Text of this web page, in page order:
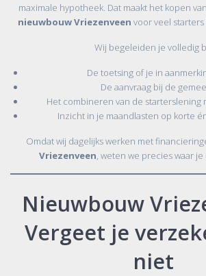
maximale hypotheek. Dat maakt het kopen
nieuwbouw Vriezenveen voor veel starters
Wij begeleiden je volledig
De toetsing of je in
De aanvraag bij de
Het combineren van de starterslening
Inzicht in je maandlasten op korte
Omdat wij dagelijks werken met
Vriezenveen , weten we precies waar
Nieuwbouw
Vergeet je
niet